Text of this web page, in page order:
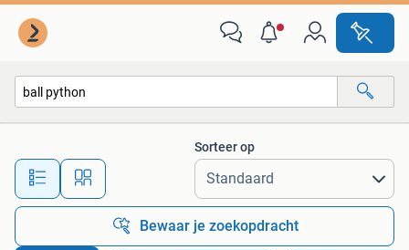
Alle afstanden…
Sorteer op
Bewaar je zoekopdracht